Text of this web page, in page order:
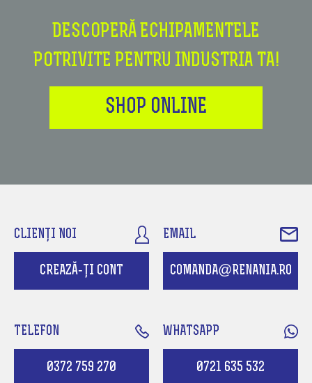
DESCOPERĂ ECHIPAMENTELE
POTRIVITE PENTRU INDUSTRIA TA!
SHOP ONLINE
CLIENȚI NOI
CREAZĂ-ȚI CONT
EMAIL
COMANDA@RENANIA.RO
TELEFON
0372 759 270
WHATSAPP
0721 635 532